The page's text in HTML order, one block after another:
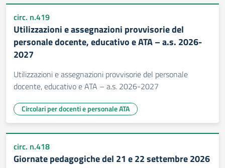
circ. n.419
Utilizzazioni e assegnazioni provvisorie del
personale docente, educativo e ATA – a.s. 2026-
2027
Utilizzazioni e assegnazioni provvisorie del personale
docente, educativo e ATA – a.s. 2026-2027
Circolari per docenti e personale ATA
circ. n.418
Giornate pedagogiche del 21 e 22 settembre 2026